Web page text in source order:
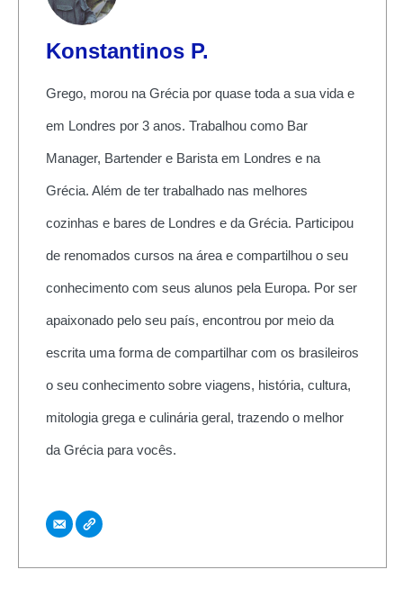
Konstantinos P.
Grego, morou na Grécia por quase toda a sua vida e
em Londres por 3 anos. Trabalhou como Bar
Manager, Bartender e Barista em Londres e na
Grécia. Além de ter trabalhado nas melhores
cozinhas e bares de Londres e da Grécia. Participou
de renomados cursos na área e compartilhou o seu
conhecimento com seus alunos pela Europa. Por ser
apaixonado pelo seu país, encontrou por meio da
escrita uma forma de compartilhar com os brasileiros
o seu conhecimento sobre viagens, história, cultura,
mitologia grega e culinária geral, trazendo o melhor
da Grécia para vocês.